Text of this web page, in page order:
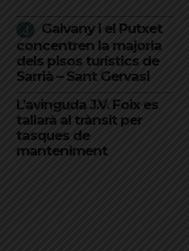
Galvany i el Putxet
concentren la majoria
dels pisos turístics de
Sarrià – Sant Gervasi
L’avinguda J.V. Foix es
tallarà al trànsit per
tasques de
manteniment